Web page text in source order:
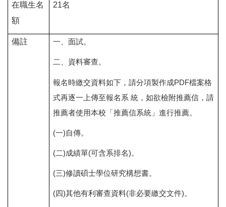
在職生名
額
21名
備註 一、面試。
二、資料審查。
報名時繳交資料如下，請分項製作成PDF檔案格
式再逐一上傳至報名系 統，如欲檢附推薦信，請
推薦者使用本校「推薦信系統」進行推薦。
(一)自傳。
(二)成績單(可含系排名)。
(三)修讀碩士學位研究構想書。
(四)其他有利審查資料(非必要繳交文件)。